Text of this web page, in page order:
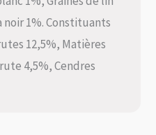
noir 1%. Constituants
12,5%, Matières
4,5%, Cendres